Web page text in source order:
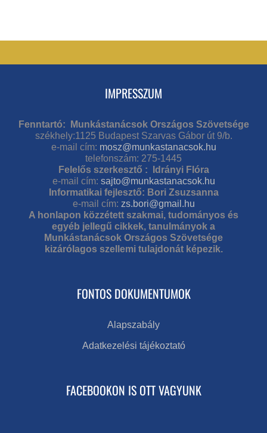
IMPRESSZUM
Fenntartó: Munkástanácsok Országos Szövetsége
székhely:1125 Budapest Szarvas Gábor út 9/b.
e-mail cím: mosz@munkastanacsok.hu
telefonszám: 275-1445
Felelős szerkesztő : Idrányi Flóra
e-mail cím: sajto@munkastanacsok.hu
Informatikai fejlesztő: Bori Zsuzsanna
e-mail cím: zs.bori@gmail.hu
A honlapon közzétett szakmai, tudományos és
egyéb jellegű cikkek, tanulmányok a
Munkástanácsok Országos Szövetsége
kizárólagos szellemi tulajdonát képezik.
FONTOS DOKUMENTUMOK
Alapszabály
Adatkezelési tájékoztató
FACEBOOKON IS OTT VAGYUNK